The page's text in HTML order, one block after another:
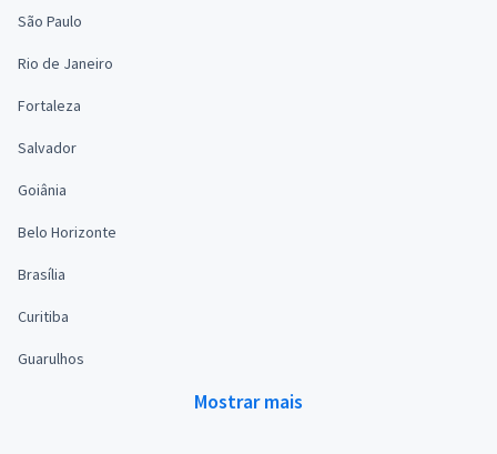
São Paulo
Rio de Janeiro
Fortaleza
Salvador
Goiânia
Belo Horizonte
Brasília
Curitiba
Guarulhos
Mostrar mais